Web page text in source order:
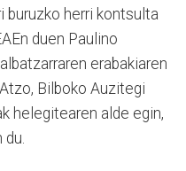
buruzko herri kontsulta
duen Paulino
erabakiaren
Bilboko Auzitegi
helegitearen alde egin,